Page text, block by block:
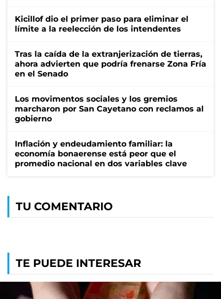
Kicillof dio el primer paso para eliminar el
límite a la reelección de los intendentes
Tras la caída de la extranjerización de tierras,
ahora advierten que podría frenarse Zona Fría
en el Senado
Los movimentos sociales y los gremios
marcharon por San Cayetano con reclamos al
gobierno
Inflación y endeudamiento familiar: la
economía bonaerense está peor que el
promedio nacional en dos variables clave
TU COMENTARIO
TE PUEDE INTERESAR